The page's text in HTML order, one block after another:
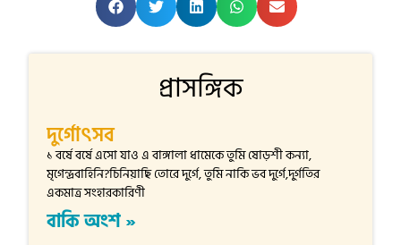
প্রাসঙ্গিক
দুর্গোৎসব
১ বর্ষে বর্ষে এসো যাও এ বাঙ্গালা ধামেকে তুমি ষোড়শী কন্যা,
মৃগেন্দ্রবাহিনি?চিনিয়াছি তোরে দুর্গে, তুমি নাকি ভব দুর্গে,দুর্গতির
একমাত্র সংহারকারিণী
বাকি অংশ »